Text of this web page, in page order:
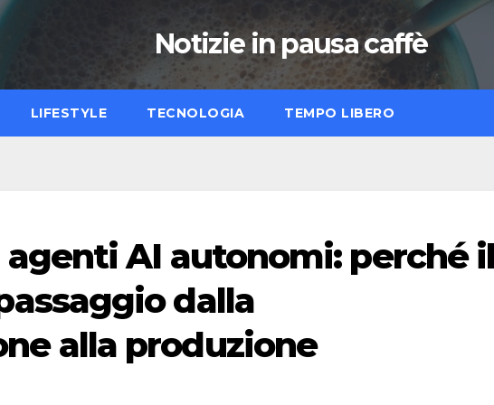
Notizie in pausa caffè
LIFESTYLE TECNOLOGIA TEMPO LIBERO
agenti AI autonomi: perché
dalla
alla produzione